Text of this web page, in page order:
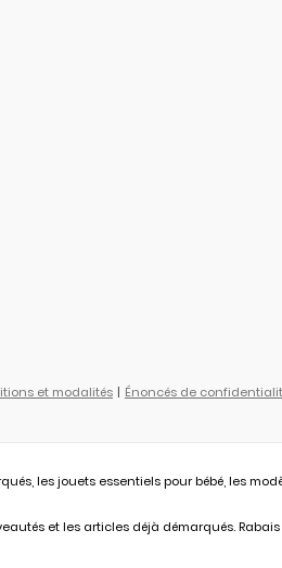
et modalités
Énoncés de
les jouets essentiels pour bébé, les
et les articles déjà démarqués.